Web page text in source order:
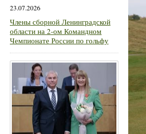
23.07.2026
Члены сборной Ленинградской
области на 2-ом Командном
Чемпионате России по гольфу